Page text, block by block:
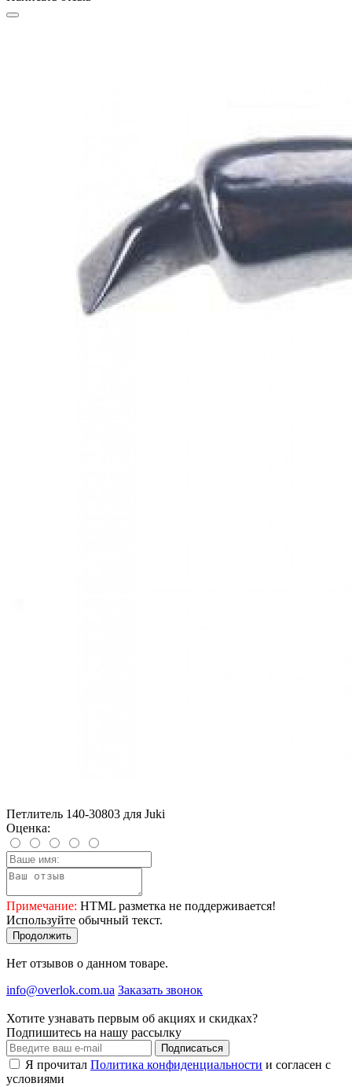
Петлитель 140-30803 для Juki
Оценка:
Примечание: HTML разметка не поддерживается!
Используйте обычный текст.
Продолжить
Нет отзывов о данном товаре.
info@overlok.com.ua Заказать звонок
Хотите узнавать первым об акциях и скидках?
Подпишитесь на нашу рассылку
Подписаться
Я прочитал Политика конфиденциальности и согласен с
условиями